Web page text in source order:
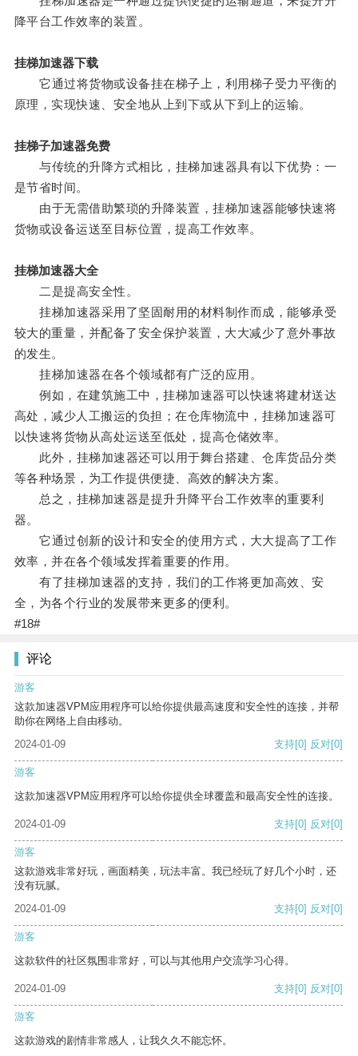
降平台工作效率的装置。
挂梯加速器下载
它通过将货物或设备挂在梯子上，利用梯子受力平衡的
原理，实现快速、安全地从上到下或从下到上的运输。
挂梯子加速器免费
与传统的升降方式相比，挂梯加速器具有以下优势：一
是节省时间。
由于无需借助繁琐的升降装置，挂梯加速器能够快速将
货物或设备运送至目标位置，提高工作效率。
挂梯加速器大全
二是提高安全性。
挂梯加速器采用了坚固耐用的材料制作而成，能够承受
较大的重量，并配备了安全保护装置，大大减少了意外事故
的发生。
挂梯加速器在各个领域都有广泛的应用。
例如，在建筑施工中，挂梯加速器可以快速将建材送达
高处，减少人工搬运的负担；在仓库物流中，挂梯加速器可
以快速将货物从高处运送至低处，提高仓储效率。
此外，挂梯加速器还可以用于舞台搭建、仓库货品分类
等各种场景，为工作提供便捷、高效的解决方案。
总之，挂梯加速器是提升升降平台工作效率的重要利
器。
它通过创新的设计和安全的使用方式，大大提高了工作
效率，并在各个领域发挥着重要的作用。
有了挂梯加速器的支持，我们的工作将更加高效、安
全，为各个行业的发展带来更多的便利。
#18#
评论
游客
这款加速器VPM应用程序可以给你提供最高速度和安全性的连接，并帮
助你在网络上自由移动。
2024-01-09
支持[0] 反对[0]
游客
这款加速器VPM应用程序可以给你提供全球覆盖和最高安全性的连接。
2024-01-09 支持[0] 反对[0]
游客
这款游戏非常好玩，画面精美，玩法丰富。我已经玩了好几个小时，还
没有玩腻。
2024-01-09
支持[0] 反对[0]
游客
这款软件的社区氛围非常好，可以与其他用户交流学习心得。
2024-01-09 支持[0] 反对[0]
游客
这款游戏的剧情非常感人，让我久久不能忘怀。